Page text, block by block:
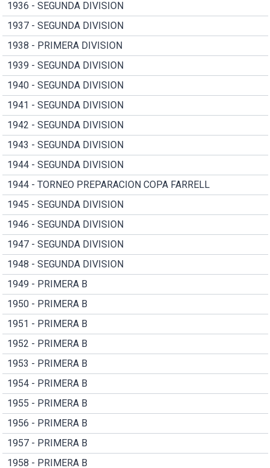
1936 - SEGUNDA DIVISION
1937 - SEGUNDA DIVISION
1938 - PRIMERA DIVISION
1939 - SEGUNDA DIVISION
1940 - SEGUNDA DIVISION
1941 - SEGUNDA DIVISION
1942 - SEGUNDA DIVISION
1943 - SEGUNDA DIVISION
1944 - SEGUNDA DIVISION
1944 - TORNEO PREPARACION COPA FARRELL
1945 - SEGUNDA DIVISION
1946 - SEGUNDA DIVISION
1947 - SEGUNDA DIVISION
1948 - SEGUNDA DIVISION
1949 - PRIMERA B
1950 - PRIMERA B
1951 - PRIMERA B
1952 - PRIMERA B
1953 - PRIMERA B
1954 - PRIMERA B
1955 - PRIMERA B
1956 - PRIMERA B
1957 - PRIMERA B
1958 - PRIMERA B